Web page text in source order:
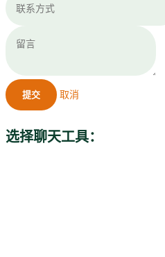
提交 取消
选择聊天工具：